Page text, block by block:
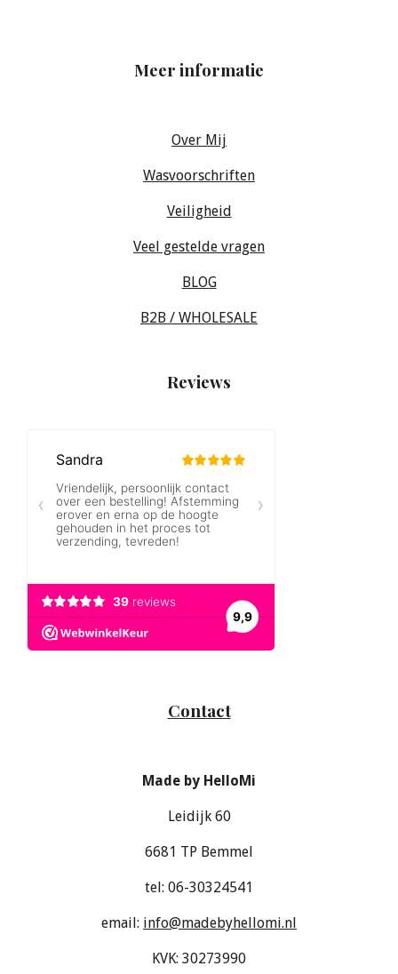
Meer informatie
Over Mij
Wasvoorschriften
Veiligheid
Veel gestelde vragen
BLOG
B2B / WHOLESALE
Reviews
Contact
Made by HelloMi
Leidijk 60
6681 TP Bemmel
tel: 06-30324541
email: info@madebyhellomi.nl
KVK: 30273990